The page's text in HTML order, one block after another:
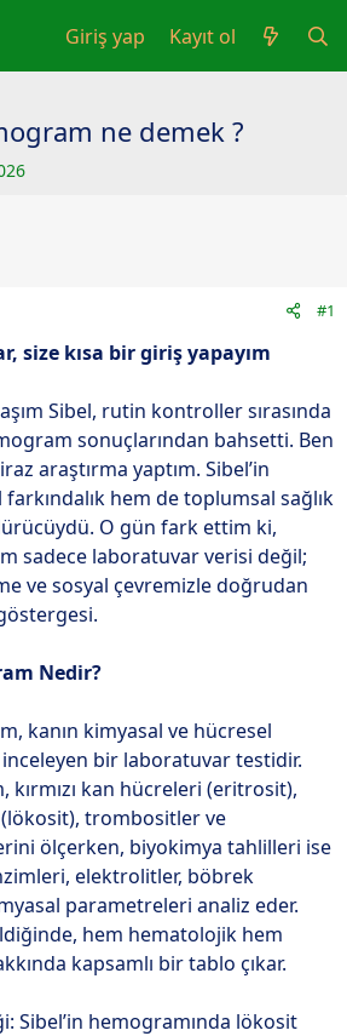
Giriş yap Kayıt ol
ne demek ?
#1
size kısa bir giriş yapayım
Sibel, rutin kontroller sırasında
sonuçlarından bahsetti. Ben
araştırma yaptım. Sibel’in
hem de toplumsal sağlık
O gün fark ettim ki,
sadece laboratuvar verisi değil;
ve sosyal çevremizle doğrudan
Nedir?
kanın kimyasal ve hücresel
bir laboratuvar testidir.
kan hücreleri (eritrosit),
trombositler ve
ölçerken, biyokimya tahlilleri ise
elektrolitler, böbrek
parametreleri analiz eder.
hem hematolojik hem
kapsamlı bir tablo çıkar.
Sibel’in hemogramında lökosit